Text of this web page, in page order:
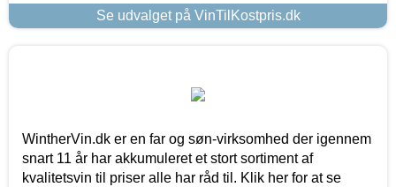
Se udvalget på VinTilKostpris.dk
WintherVin.dk er en far og søn-virksomhed der igennem
snart 11 år har akkumuleret et stort sortiment af
kvalitetsvin til priser alle har råd til. Klik her for at se